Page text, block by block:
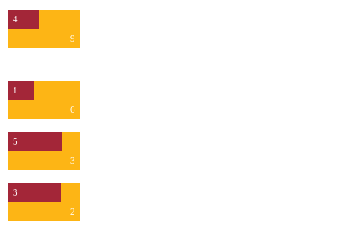
4
9
1
6
5
3
3
2